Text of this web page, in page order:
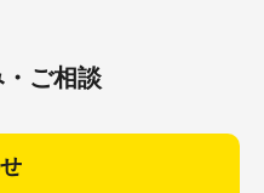
ご相談